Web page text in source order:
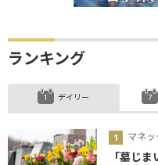
ランキング
デイリー
マネ
「墓じ